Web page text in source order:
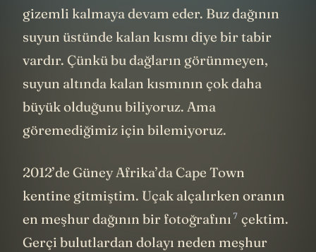
gizemli kalmaya devam eder. Buz dağının
suyun üstünde kalan kısmı diye bir tabir
vardır. Çünkü bu dağların görünmeyen,
suyun altında kalan kısmının çok daha
büyük olduğunu biliyoruz. Ama
göremediğimiz için bilemiyoruz.
2012’de Güney Afrika’da Cape Town
kentine gitmiştim. Uçak alçalırken oranın
en meşhur dağının bir fotoğrafını 7 çektim.
Gerçi bulutlardan dolayı neden meşhur